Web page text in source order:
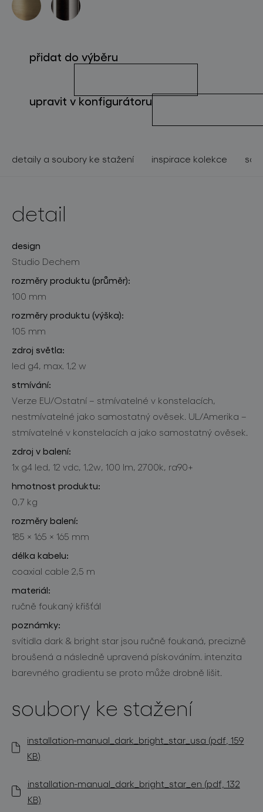
sledujte nás
přidat do výběru
upravit v konfigurátoru
detaily a soubory ke stažení inspirace kolekce
detail
design
Studio Dechem
rozměry produktu (průměr):
100 mm
rozměry produktu (výška):
105 mm
zdroj světla:
led g4, max. 1,2 w
stmívání:
Verze EU/Ostatní – stmívatelné v konstelacích,
nestmívatelné jako samostatný ověsek. UL/Amerika –
stmívatelné v konstelacích a jako samostatný ověsek.
zdroj v balení:
1x g4 led, 12 vdc, 1,2w, 100 lm, 2700k, ra90+
hmotnost produktu:
0,7 kg
rozměry balení:
185 × 165 × 165 mm
délka kabelu:
coaxial cable 2,5 m
materiál:
ručně foukaný křišťál
poznámky:
svítidla dark & bright star jsou ručně foukaná, precizně
broušená a následně upravená pískováním. intenzita
barevného gradientu se proto může drobně lišit.
soubory ke stažení
installation-manual_dark_bright_star_usa (pdf, 159
KB)
installation-manual_dark_bright_star_en (pdf, 132
KB)